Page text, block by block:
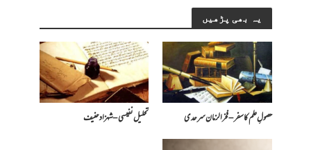
یہ بھی پڑھیں
حصولِ علم کا سفر – فخرالزمان سرحدی تحلیل نفیسی – شہزاد حنیف